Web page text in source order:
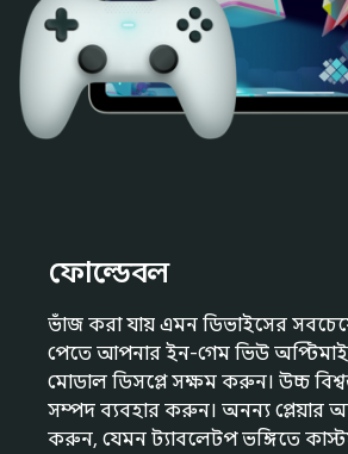
ফোল্ডেবল
ভাঁজ করা যায় এমন ডিভাইসের
পেতে আপনার ইন-গেম ভিউ
মোডাল ডিসপ্লে সক্ষম করুন। উচ্চ
সম্পদ ব্যবহার করুন। অনন্য প্লেয়ার
করুন, যেমন ট্যাবলেটপ ভঙ্গিতে কাস্টম